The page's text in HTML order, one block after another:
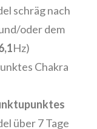
schräg nach
oder dem
Hz)
Chakra
über 7 Tage